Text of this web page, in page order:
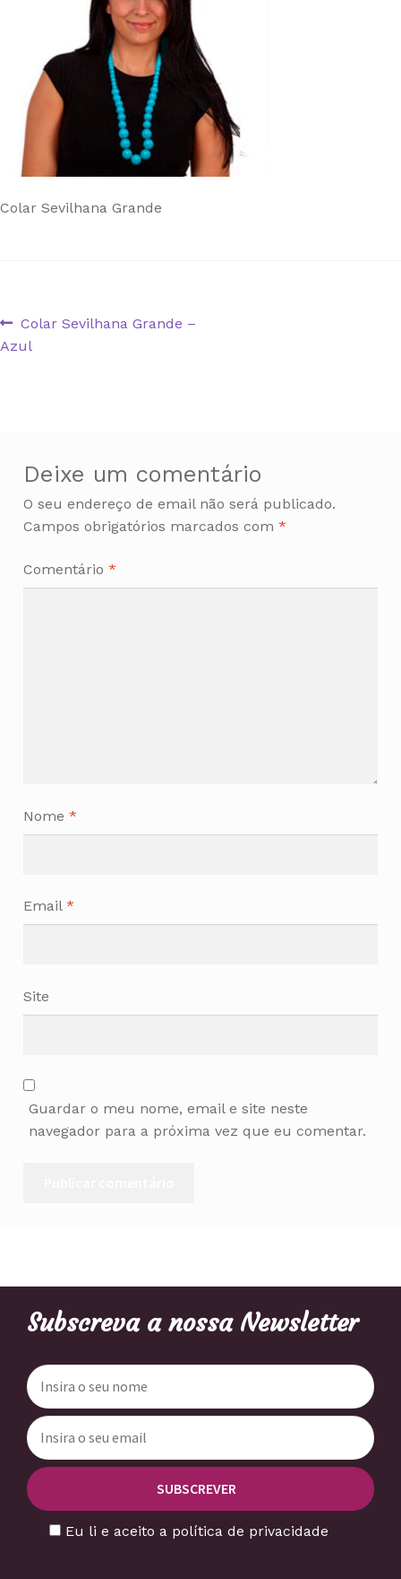
Colar Sevilhana Grande
Navegação
Artigo
anterior:
Colar Sevilhana Grande –
Azul
Deixe um comentário
O seu endereço de email não será publicado.
Campos obrigatórios marcados com *
Comentário *
Nome *
Email *
Site
Guardar o meu nome, email e site neste
navegador para a próxima vez que eu comentar.
Subscreva a nossa Newsletter
Eu li e aceito a política de privacidade